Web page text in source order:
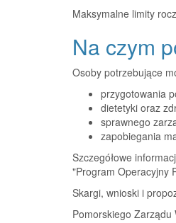
Maksymalne limity
Na czym
Osoby potrzebujące
przygotowania
dietetyki oraz
sprawnego
zapobiegania
Szczegółowe
"Program Operacyjny
Skargi, wnioski i
Pomorskiego Zarządu